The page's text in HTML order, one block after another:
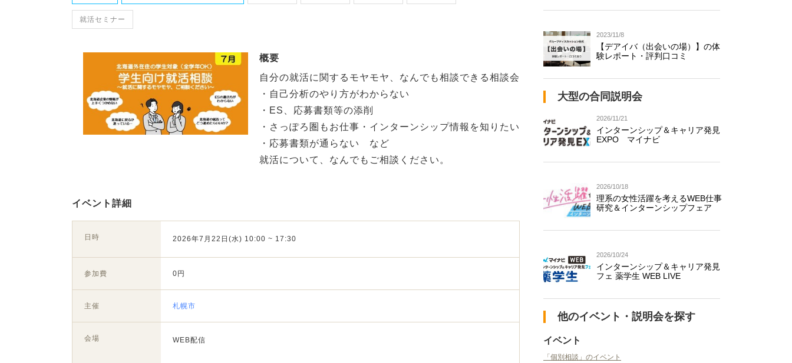
就活セミナー
概要
自分の就活に関するモヤモヤ、なんでも相談できる相談会
・自己分析のやり方がわからない
・ES、応募書類等の添削
・さっぽろ圏もお仕事・インターンシップ情報を知りたい
・応募書類が通らない など
就活について、なんでもご相談ください。
イベント詳細
日時 2026年7月22日(水) 10:00 ~ 17:30
参加費 0円
主催 札幌市
会場 WEB配信
2023/11/8
【デアイバ（出会いの場）】の体
験レポート・評判口コミ
大型の合同説明会
2026/11/21
インターンシップ＆キャリア発見
EXPO マイナビ
2026/10/18
理系の女性活躍を考えるWEB仕事
研究＆インターンシップフェア
2026/10/24
インターンシップ＆キャリア発見
フェ 薬学生 WEB LIVE
他のイベント・説明会を探す
イベント
「個別相談」のイベント